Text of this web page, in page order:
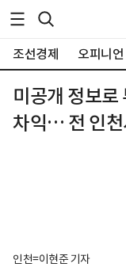
조선경제 오피니언
미공개 정보로
차익… 전 인천
인천=이현준 기자